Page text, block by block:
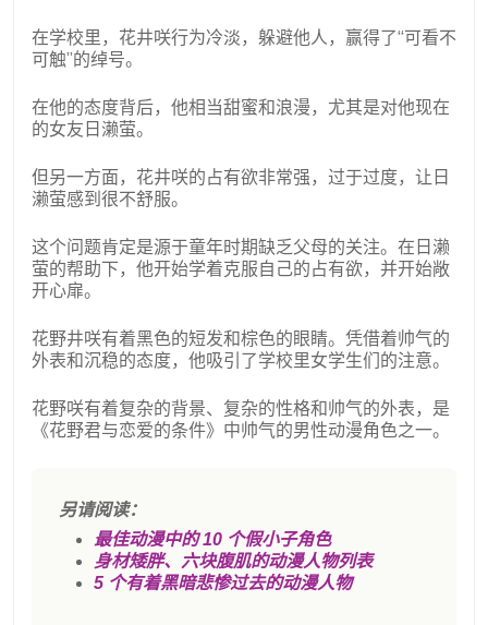
在学校里，花井咲行为冷淡，躲避他人，赢得了“可看不
可触”的绰号。
在他的态度背后，他相当甜蜜和浪漫，尤其是对他现在
的女友日濑萤。
但另一方面，花井咲的占有欲非常强，过于过度，让日
濑萤感到很不舒服。
这个问题肯定是源于童年时期缺乏父母的关注。在日濑
萤的帮助下，他开始学着克服自己的占有欲，并开始敞
开心扉。
花野井咲有着黑色的短发和棕色的眼睛。凭借着帅气的
外表和沉稳的态度，他吸引了学校里女学生们的注意。
花野咲有着复杂的背景、复杂的性格和帅气的外表，是
《花野君与恋爱的条件》中帅气的男性动漫角色之一。
另请阅读：
最佳动漫中的 10 个假小子角色
身材矮胖、六块腹肌的动漫人物列表
5 个有着黑暗悲惨过去的动漫人物